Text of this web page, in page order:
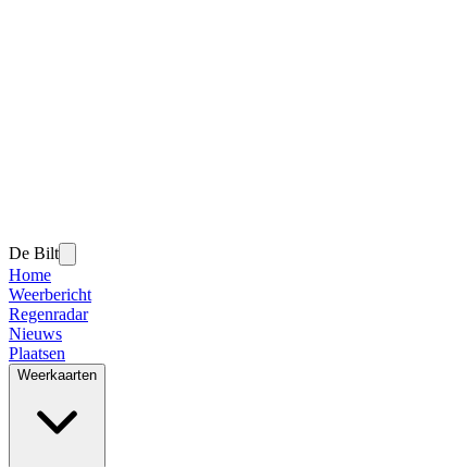
De Bilt
Home
Weerbericht
Regenradar
Nieuws
Plaatsen
Weerkaarten